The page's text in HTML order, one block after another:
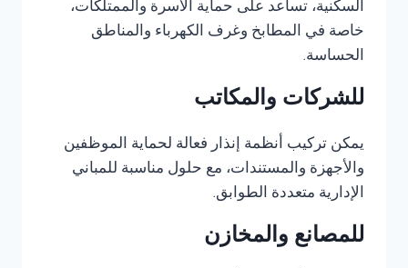
السكنية، تساعد على حماية الأسرة والممتلكات،
خاصة في المطابخ وغرف الكهرباء والمناطق
الحساسة.
للشركات والمكاتب
يمكن تركيب أنظمة إنذار فعالة لحماية الموظفين
والأجهزة والمستندات، مع حلول مناسبة للمباني
الإدارية متعددة الطوابق.
للمصانع والمخازن